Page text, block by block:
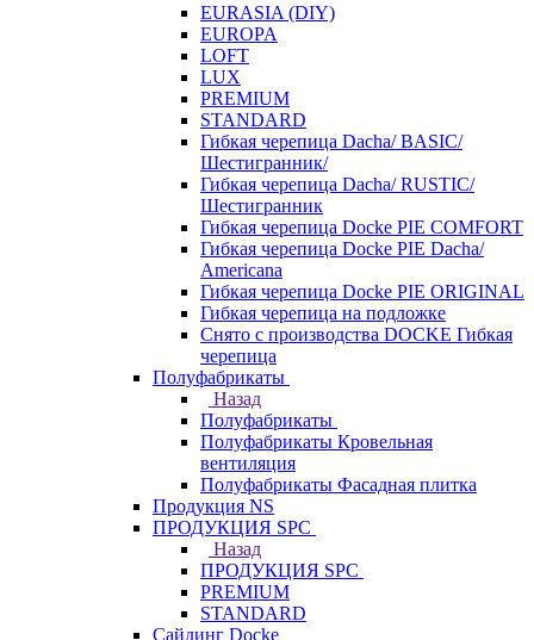
EURASIA (DIY)
EUROPA
LOFT
LUX
PREMIUM
STANDARD
Гибкая черепица Dacha/ BASIC/
Шестигранник/
Гибкая черепица Dacha/ RUSTIC/
Шестигранник
Гибкая черепица Docke PIE COMFORT
Гибкая черепица Docke PIE Dacha/
Americana
Гибкая черепица Docke PIE ОRIGINАL
Гибкая черепица на подложке
Снято с производства DOCKE Гибкая
черепица
Полуфабрикаты
Назад
Полуфабрикаты
Полуфабрикаты Кровельная
вентиляция
Полуфабрикаты Фасадная плитка
Продукция NS
ПРОДУКЦИЯ SPC
Назад
ПРОДУКЦИЯ SPC
PREMIUM
STANDARD
Сайдинг Docke